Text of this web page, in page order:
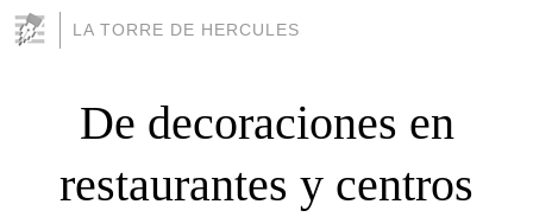
LA TORRE DE HERCULES
De decoraciones en
restaurantes y centros